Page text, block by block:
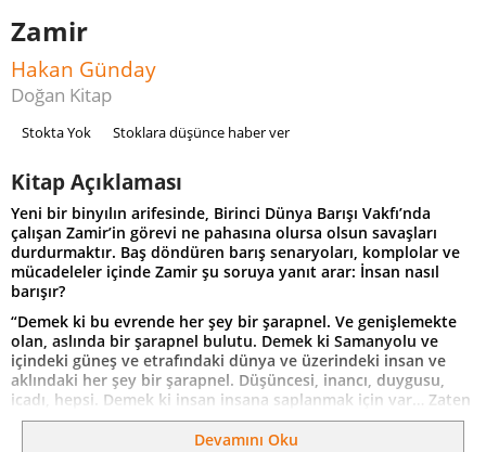
Zamir
Hakan Günday
Doğan Kitap
Stokta Yok Stoklara düşünce haber ver
Kitap Açıklaması
Yeni bir binyılın arifesinde, Birinci Dünya Barışı Vakfı’nda
çalışan Zamir’in görevi ne pahasına olursa olsun savaşları
durdurmaktır. Baş döndüren barış senaryoları, komplolar ve
mücadeleler içinde Zamir şu soruya yanıt arar: İnsan nasıl
barışır?
“Demek ki bu evrende her şey bir şarapnel. Ve genişlemekte
olan, aslında bir şarapnel bulutu. Demek ki Samanyolu ve
içindeki güneş ve etrafındaki dünya ve üzerindeki insan ve
aklındaki her şey bir şarapnel. Düşüncesi, inancı, duygusu,
icadı, hepsi. Demek ki insan insana saplanmak için var… Zaten
öyle olmasaydı bu kitap olmazdı.”
Devamını Oku